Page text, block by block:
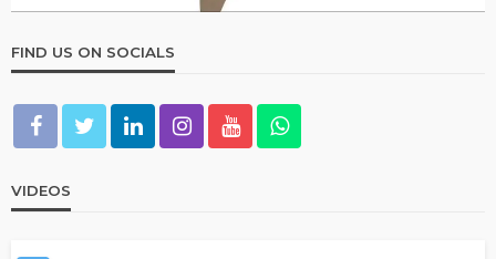
FIND US ON SOCIALS
VIDEOS